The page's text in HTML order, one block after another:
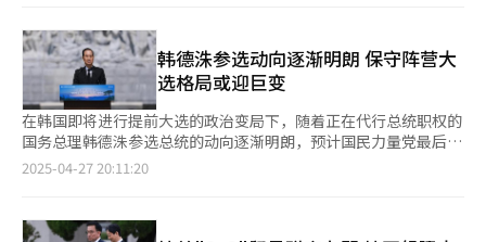
意和党心。在最终党员投票中，金文洙以61.25%（24.6519万票）
的得票率大幅领先对手韩东勋（38.75%，15.5961万票）。 在候
选人选出后，党领导层要求11日候选人注册截止日前完成整合，引
发严重矛盾。党内进行的民调显示，高达86.7%的党员希望候选人
能在注册前整合，党领导层也以此对金文洙施压。金文洙向法院申
请禁止召开全党大会以阻止更换候选人，但遭法院驳回，局势一度
极为不利。 最终，10日的全体党员投票结果为金文洙扳回一局，
否决更换候选人的提案。此前的初选对手及党内非主流议员也纷纷
会这样”，洪准杓怒斥“深夜政变”，安哲秀指责“这是国民力量
党的耻辱”，罗卿瑗也批评“这不是国民力量党该有的模样”。
商工会议所会长崔泰源、韩国经营者总协会会长孙京植、韩国经济
人协会会长柳津、韩国贸易协会会长尹镇植、韩国中坚企业联合会
会长崔镇植等出席。 李在明在座谈会上表示，目前当务之急是改
善民生，核心在于振兴经济，振兴经济的主体正是企业。他承诺将
积极采纳各界提出的可行发展方案，制定并推行更优质的政策。李
在明此番发言被解读为通过与企业的沟通，释放改善经济的信号，
积极争取中间及保守派的选票。 李在明从年初起便打出“复苏与
发展”的口号，推行实用主义经济路线。3月与三星电子会长李在
LG等四大集团智库负责人座谈时曾表示，企业家的意见最为重
韩德洙参选动向逐渐明朗 保守阵营大
选格局或迎巨变
在韩国即将进行提前大选的政治变局下，随着正在代行总统职权的
国务总理韩德洙参选总统的动向逐渐明朗，预计国民力量党最后阶
段的党内竞选格局会出现剧烈震荡。 27日，与韩德洙进行私下沟
民力量党第二轮党内竞选结果出炉后，正式宣布是否参选总统，因
2025-04-27 20:11:20